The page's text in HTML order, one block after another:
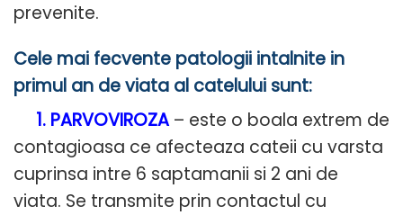
prevenite.
Cele mai fecvente patologii intalnite in
primul an de viata al catelului sunt:
1. PARVOVIROZA – este o boala extrem de
contagioasa ce afecteaza cateii cu varsta
cuprinsa intre 6 saptamanii si 2 ani de
viata. Se transmite prin contactul cu